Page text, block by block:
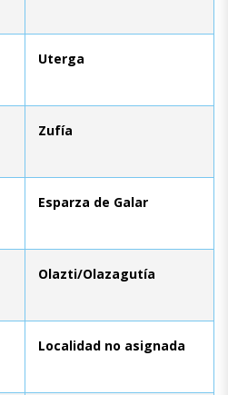
Uterga
Zufía
Esparza de Galar
Olazti/Olazagutía
Localidad no asignada